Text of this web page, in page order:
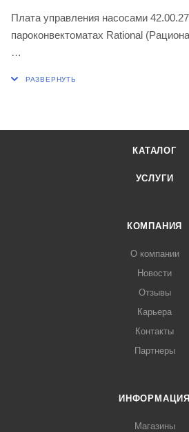
Плата управления насосами
пароконвектоматах Rational
КАТАЛОГ
УСЛУГИ
КОМПАНИЯ
О компании
Новости
Отзывы
Карьера
Контакты
Партнеры
ИНФОРМАЦИЯ
Магазины